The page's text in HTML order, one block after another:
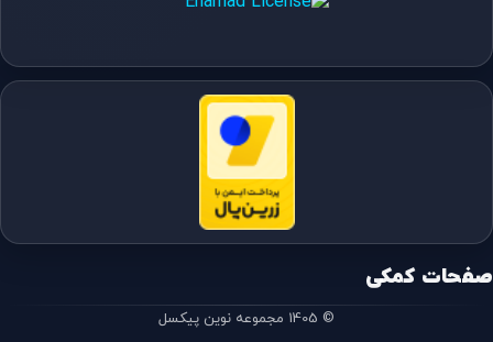
صفحات کمکی
© 1405 مجموعه نوین پیکسل